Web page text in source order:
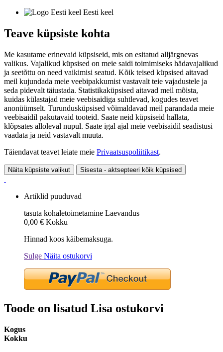
Eesti keel
Teave küpsiste kohta
Me kasutame erinevaid küpsiseid, mis on esitatud alljärgnevas
valikus. Vajalikud küpsised on meie saidi toimimiseks hädavajalikud
ja seetõttu on need vaikimisi seatud. Kõik teised küpsised aitavad
meil kujundada meie veebipakkumist vastavalt teie vajadustele ja
seda pidevalt täiustada. Statistikaküpsised aitavad meil mõista,
kuidas külastajad meie veebisaidiga suhtlevad, kogudes teavet
anonüümselt. Turundusküpsised võimaldavad meil parandada meie
veebisaidil pakutavaid tooteid. Saate neid küpsiseid hallata,
klõpsates alloleval nupul. Saate igal ajal meie veebisaidil seadistusi
vaadata ja neid vastavalt muuta.
Täiendavat teavet leiate meie Privaatsuspoliitikast.
Näita küpsiste valikut Sisesta - aktsepteeri kõik küpsised
Artiklid puuduvad
tasuta kohaletoimetamine Laevandus
0,00 € Kokku
Hinnad koos käibemaksuga.
Sulge Näita ostukorvi
Toode on lisatud Lisa ostukorvi
Kogus
Kokku